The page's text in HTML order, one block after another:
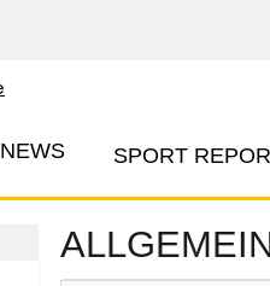
NEWS SPORT